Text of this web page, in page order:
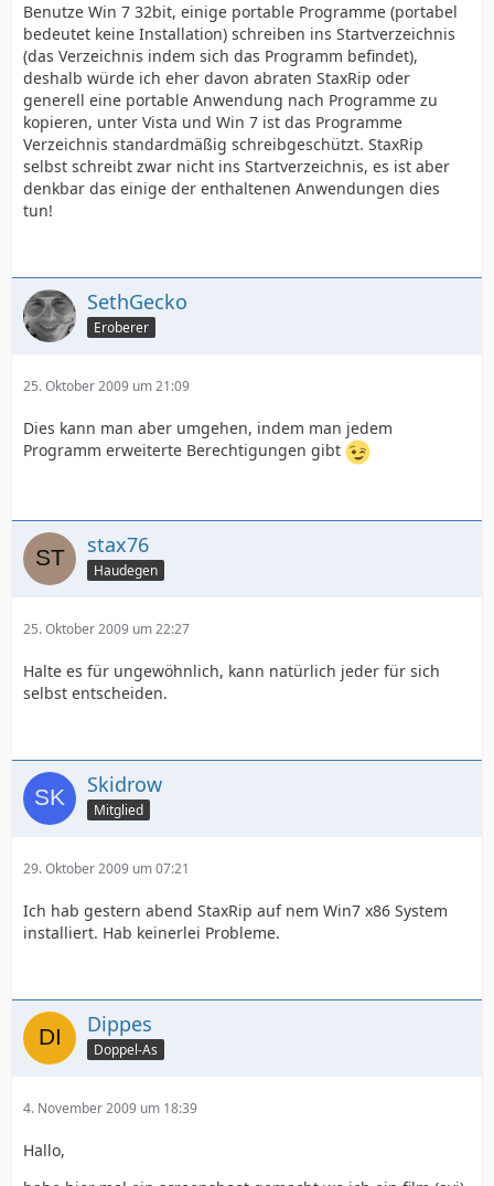
Benutze Win 7 32bit, einige portable Programme (portabel
bedeutet keine Installation) schreiben ins Startverzeichnis
(das Verzeichnis indem sich das Programm befindet),
deshalb würde ich eher davon abraten StaxRip oder
generell eine portable Anwendung nach Programme zu
kopieren, unter Vista und Win 7 ist das Programme
Verzeichnis standardmäßig schreibgeschützt. StaxRip
selbst schreibt zwar nicht ins Startverzeichnis, es ist aber
denkbar das einige der enthaltenen Anwendungen dies
tun!
SethGecko
Eroberer
25. Oktober 2009 um 21:09
Dies kann man aber umgehen, indem man jedem
Programm erweiterte Berechtigungen gibt
stax76
Haudegen
25. Oktober 2009 um 22:27
Halte es für ungewöhnlich, kann natürlich jeder für sich
selbst entscheiden.
Skidrow
Mitglied
29. Oktober 2009 um 07:21
Ich hab gestern abend StaxRip auf nem Win7 x86 System
installiert. Hab keinerlei Probleme.
Dippes
Doppel-As
4. November 2009 um 18:39
Hallo,